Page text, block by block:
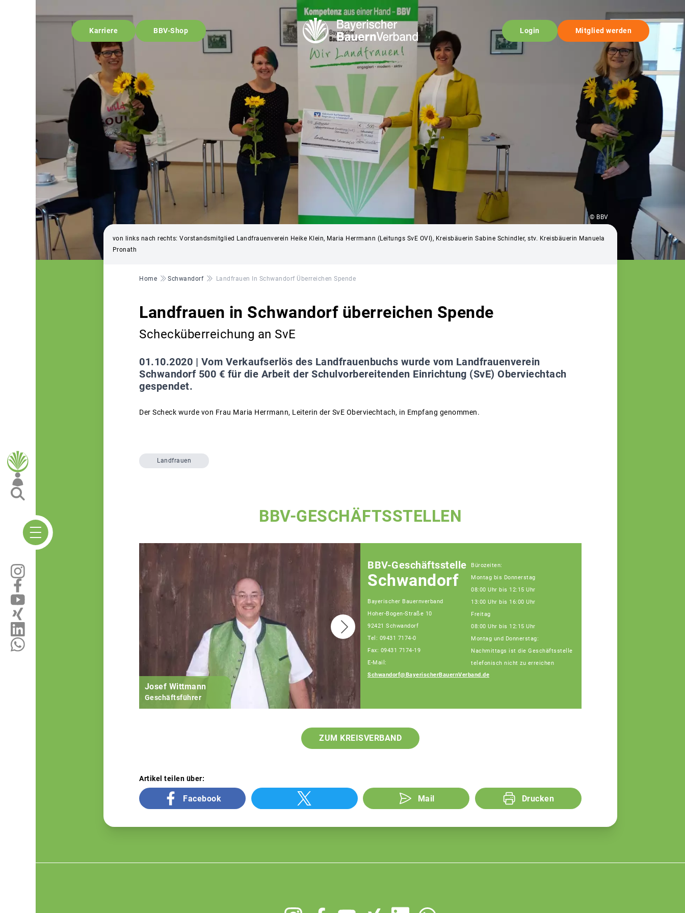
Karriere BBV-Shop Login Mitglied werden
© BBV
von links nach rechts: Vorstandsmitglied Landfrauenverein Heike Klein, Maria Herrmann (Leitungs SvE OVI), Kreisbäuerin Sabine Schindler, stv. Kreisbäuerin Manuela
Pronath
Pfadnavigation
Home Schwandorf Landfrauen In Schwandorf Überreichen Spende
Landfrauen in Schwandorf überreichen Spende
Schecküberreichung an SvE
01.10.2020 | Vom Verkaufserlös des Landfrauenbuchs wurde vom Landfrauenverein
Schwandorf 500 € für die Arbeit der Schulvorbereitenden Einrichtung (SvE) Oberviechtach
gespendet.
Der Scheck wurde von Frau Maria Herrmann, Leiterin der SvE Oberviechtach, in Empfang genommen.
Landfrauen
BBV-GESCHÄFTSSTELLEN
Josef Wittmann
Geschäftsführer
BBV-Geschäftsstelle
Schwandorf
Bayerischer Bauernverband
Hoher-Bogen-Straße 10
92421 Schwandorf
Tel: 09431 7174-0
Fax: 09431 7174-19
E-Mail:
Schwandorf@BayerischerBauernVerband.de
Bürozeiten:
Montag bis Donnerstag
08:00 Uhr bis 12:15 Uhr
13:00 Uhr bis 16:00 Uhr
Freitag
08:00 Uhr bis 12:15 Uhr
Montag und Donnerstag:
Nachmittags ist die Geschäftsstelle
telefonisch nicht zu erreichen
ZUM KREISVERBAND
Artikel teilen über:
Facebook Mail Drucken